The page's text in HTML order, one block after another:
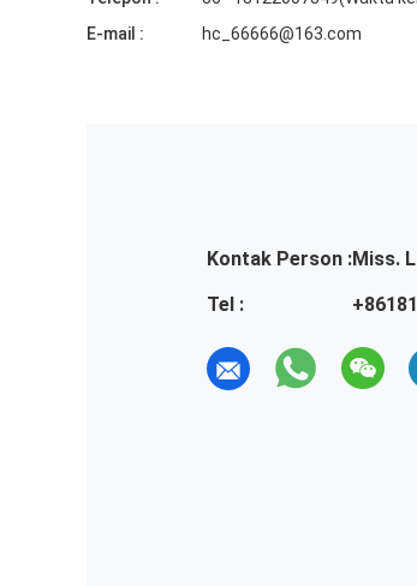
E-mail :
hc_66666@163.com
Kontak Person :Miss.
Tel :